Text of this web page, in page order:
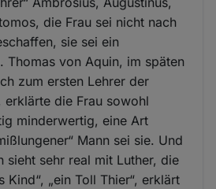
die Frau sei nicht nach
sie sei ein
Thomas von Aquin, im späten
zum ersten Lehrer der
erklärte die Frau sowohl
minderwertig, eine Art
Mann sei sie. Und
sieht sehr real mit Luther, die
Kind“, „ein Toll Thier“, erklärt